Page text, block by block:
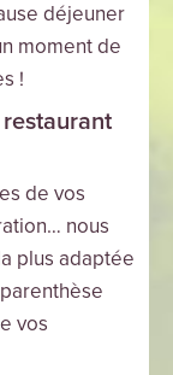
déjeuner
moment de
!
de vos
nous
plus adaptée
vos